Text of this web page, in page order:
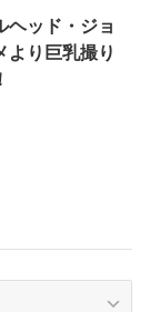
ヘッド・ジョ
より巨乳撮り